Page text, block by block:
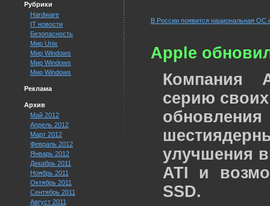
Рубрики
Hardware
IT новости
Безопасность
Мир Unix
Мир Windows
Мир Windows
Мир Windows
Реклама
Архив
Май 2012
Апрель 2012
Март 2012
Февраль 2012
Январь 2012
Декабрь 2011
Ноябрь 2011
Октябрь 2011
Сентябрь 2011
Август 2011
В России появится национальная ОС
Apple
Компания
серию
улучшения
ATI и
SSD.